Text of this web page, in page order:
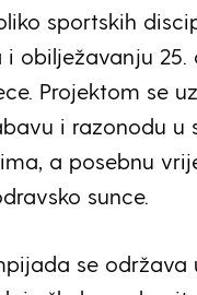
sportskih
i obilježavanju
Projektom se
i razonodu u
a posebnu
sunce.
se održava